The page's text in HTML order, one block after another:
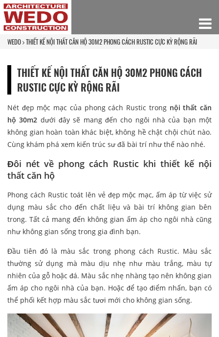
WEDO THIẾT KẾ NỘI THẤT CĂN HỘ 30M2 PHONG CÁCH RUSTIC CỰC KỲ RỘNG RÃI
THIẾT KẾ NỘI THẤT CĂN HỘ 30M2 PHONG CÁCH
RUSTIC CỰC KỲ RỘNG RÃI
Nét đẹp mộc mạc của phong cách Rustic trong nội thất căn
hộ 30m2 dưới đây sẽ mang đến cho ngôi nhà của bạn một
không gian hoàn toàn khác biệt, không hề chật chội chút nào.
Cùng khám phá xem kiến trúc sư đã bài trí như thế nào nhé.
Đôi nét về phong cách Rustic khi thiết kế nội
thất căn hộ
Phong cách Rustic toát lên vẻ đẹp mộc mạc, ấm áp từ việc sử
dụng màu sắc cho đến chất liệu và bài trí không gian bên
trong. Tất cả mang đến không gian ấm áp cho ngôi nhà cũng
như không gian sống trong gia đình bạn.
Đầu tiên đó là màu sắc trong phong cách Rustic. Màu sắc
thường sử dụng mà màu dịu nhẹ như màu trắng, màu tự
nhiên của gỗ hoặc đá. Màu sắc nhẹ nhàng tạo nên không gian
ấm áp cho ngôi nhà của bạn. Hoặc để tạo điểm nhấn, bạn có
thể phối kết hợp màu sắc tươi mới cho không gian sống.